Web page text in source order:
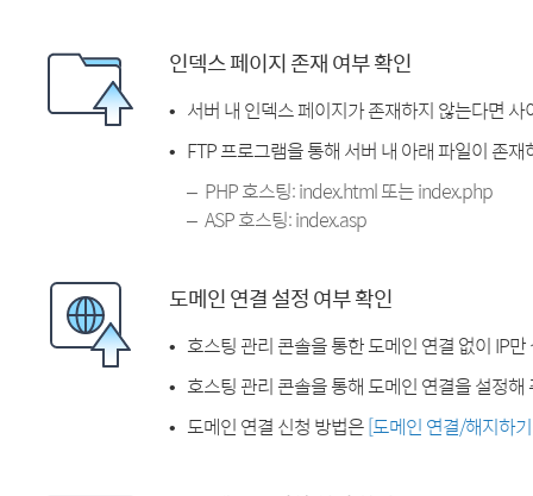
인덱스 페이지 존재 여부 확인
서버 내 인덱스 페이지가 존재하지 않는다면
FTP 프로그램을 통해 서버 내 아래 파일이 존
PHP 호스팅: index.html 또는 index.php
ASP 호스팅: index.asp
도메인 연결 설정 여부 확인
호스팅 관리 콘솔을 통한 도메인 연결 없이 IP
호스팅 관리 콘솔을 통해 도메인 연결을 설정해
도메인 연결 신청 방법은[도메인 연결/해지하